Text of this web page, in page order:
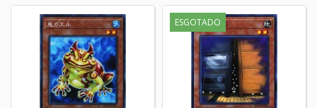
ESGOTADO